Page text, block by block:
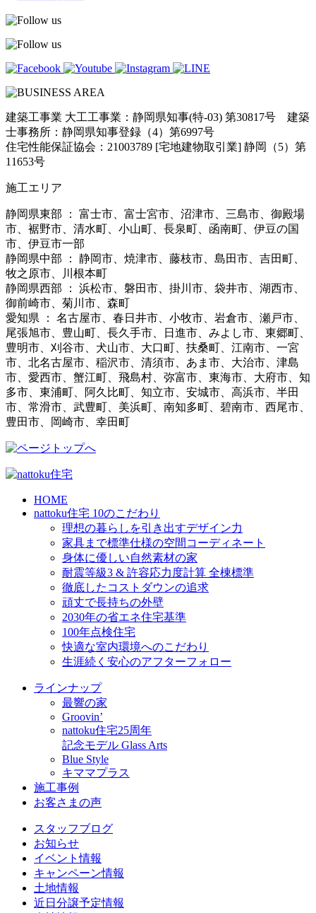
建築工事業 大工工事業：静岡県知事(特-03) 第30817号 建築
士事務所：静岡県知事登録（4）第6997号
住宅性能保証協会：21003789 [宅地建物取引業] 静岡（5）第
11653号
施工エリア
静岡県東部 ： 富士市、富士宮市、沼津市、三島市、御殿場
市、裾野市、清水町、小山町、長泉町、函南町、伊豆の国
市、伊豆市一部
静岡県中部 ： 静岡市、焼津市、藤枝市、島田市、吉田町、
牧之原市、川根本町
静岡県西部 ： 浜松市、磐田市、掛川市、袋井市、湖西市、
御前崎市、菊川市、森町
愛知県 ： 名古屋市、春日井市、小牧市、岩倉市、瀬戸市、
尾張旭市、豊山町、長久手市、日進市、みよし市、東郷町、
豊明市、刈谷市、犬山市、大口町、扶桑町、江南市、一宮
市、北名古屋市、稲沢市、清須市、あま市、大治市、津島
市、愛西市、蟹江町、飛島村、弥富市、東海市、大府市、知
多市、東浦町、阿久比町、知立市、安城市、高浜市、半田
市、常滑市、武豊町、美浜町、南知多町、碧南市、西尾市、
豊田市、岡崎市、幸田町
HOME
nattoku住宅 10のこだわり
理想の暮らしを引き出すデザイン力
家具まで標準仕様の空間コーディネート
身体に優しい自然素材の家
耐震等級3 & 許容応力度計算 全棟標準
徹底したコストダウンの追求
頑丈で長持ちの外壁
2030年の省エネ住宅基準
100年点検住宅
快適な室内環境へのこだわり
生涯続く安心のアフターフォロー
ラインナップ
最響の家
Groovin’
nattoku住宅25周年
記念モデル Glass Arts
Blue Style
キママプラス
施工事例
お客さまの声
スタッフブログ
お知らせ
イベント情報
キャンペーン情報
土地情報
近日分譲予定情報